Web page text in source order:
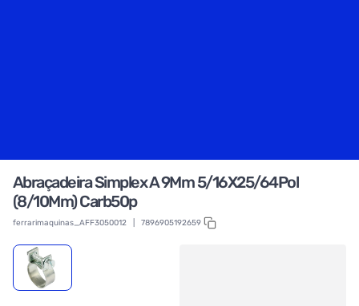
Abraçadeira Simplex A 9Mm 5/16X25/64Pol
(8/10Mm) Carb50p
ferrarimaquinas_AFF3050012 7896905192659